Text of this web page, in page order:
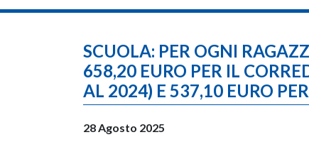
SCUOLA: PER OGNI
658,20 EURO PER IL
AL 2024) E 537,10 EURO
28 Agosto 2025